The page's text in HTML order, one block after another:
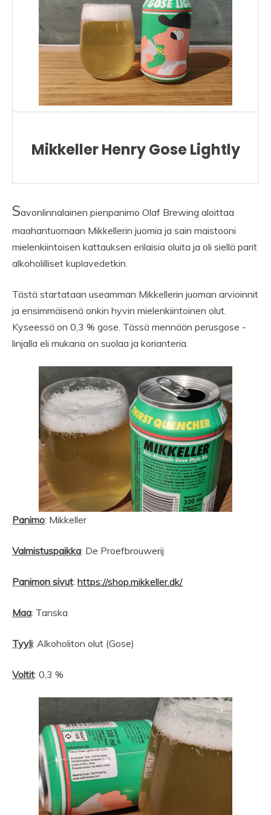
Mikkeller Henry Gose Lightly
Savonlinnalainen pienpanimo Olaf Brewing aloittaa
maahantuomaan Mikkellerin juomia ja sain maistooni
mielenkiintoisen kattauksen erilaisia oluita ja oli siellä parit
alkoholilliset kuplavedetkin.
Tästä startataan useamman Mikkellerin juoman arvioinnit
ja ensimmäisenä onkin hyvin mielenkiintoinen olut.
Kyseessä on 0,3 % gose. Tässä mennään perusgose -
linjalla eli mukana on suolaa ja korianteria.
Panimo: Mikkeller
Valmistuspaikka: De Proefbrouwerij
Panimon sivut: https://shop.mikkeller.dk/
Maa: Tanska
Tyyli: Alkoholiton olut (Gose)
Voltit: 0,3 %